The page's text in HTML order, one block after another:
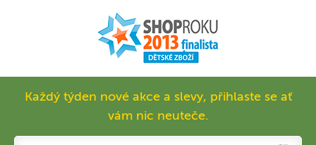
Každý týden nové akce a slevy, přihlaste se ať
vám nic neuteče.